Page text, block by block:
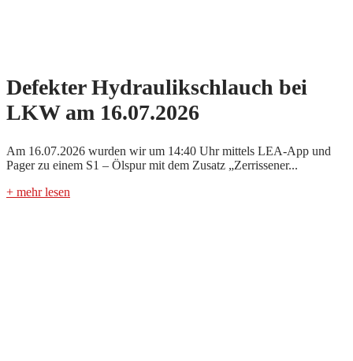
Defekter Hydraulikschlauch bei
LKW am 16.07.2026
Am 16.07.2026 wurden wir um 14:40 Uhr mittels LEA-App und
Pager zu einem S1 – Ölspur mit dem Zusatz „Zerrissener...
+ mehr lesen